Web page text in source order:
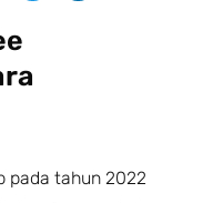
pada tahun 2022